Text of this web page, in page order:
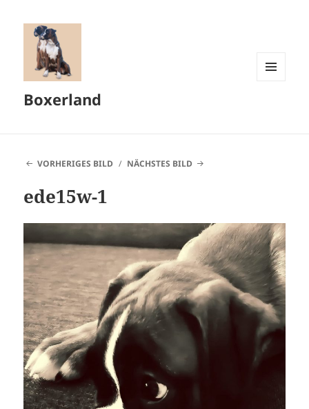
Boxerland
VORHERIGES BILD NÄCHSTES BILD
ede15w-1